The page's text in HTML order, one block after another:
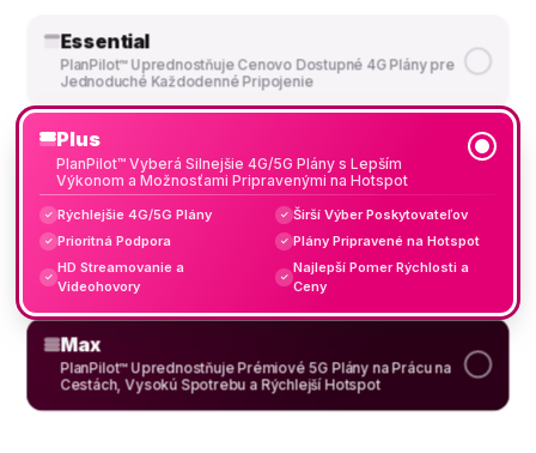
Essential
PlanPilot™ Uprednostňuje Cenovo Dostupné 4G Plány pre
Jednoduché Každodenné Pripojenie
Plus
PlanPilot™ Vyberá Silnejšie 4G/5G Plány s Lepším
Výkonom a Možnosťami Pripravenými na Hotspot
✓ Rýchlejšie 4G/5G Plány ✓ Širší Výber Poskytovateľov
✓ Prioritná Podpora ✓ Plány Pripravené na Hotspot
✓
HD Streamovanie a
Videohovory
✓
Najlepší Pomer Rýchlosti a
Ceny
Max
PlanPilot™ Uprednostňuje Prémiové 5G Plány na Prácu na
Cestách, Vysokú Spotrebu a Rýchlejší Hotspot